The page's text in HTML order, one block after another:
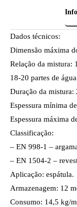
Dados técnicos:
Dimensão máxima
Relação da mistura:
18-20 partes de
Duração da mistura:
Espessura mínima
Espessura máxima
Classificação:
– EN 998-1 –
– EN 1504-2 –
Aplicação: espátula.
Armazenagem: 12
Consumo: 14,5 kg/